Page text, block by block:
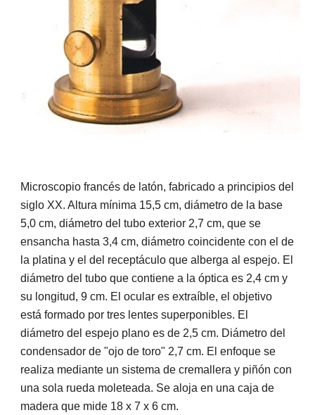
Microscopio francés de latón, fabricado a principios del
siglo XX. Altura mínima 15,5 cm, diámetro de la base
5,0 cm, diámetro del tubo exterior 2,7 cm, que se
ensancha hasta 3,4 cm, diámetro coincidente con el de
la platina y el del receptáculo que alberga al espejo. El
diámetro del tubo que contiene a la óptica es 2,4 cm y
su longitud, 9 cm. El ocular es extraíble, el objetivo
está formado por tres lentes superponibles. El
diámetro del espejo plano es de 2,5 cm. Diámetro del
condensador de "ojo de toro" 2,7 cm. El enfoque se
realiza mediante un sistema de cremallera y piñón con
una sola rueda moleteada. Se aloja en una caja de
madera que mide 18 x 7 x 6 cm.